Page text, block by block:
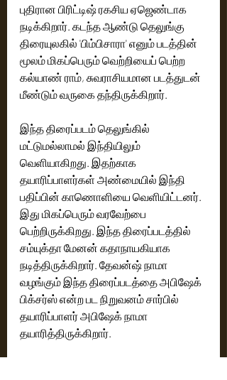
புதிரான பிரிட்டிஷ் ரகசிய ஏஜெண்டாக
நடிக்கிறார். கடந்த ஆண்டு தெலுங்கு
திரையுலகில் 'பிம்பிசாரா' எனும் படத்தின்
மூலம் மிகப்பெரும் வெற்றியைப் பெற்ற
கல்யாண் ராம், சுவராசியமான படத்துடன்
மீண்டும் வருகை தந்திருக்கிறார்.
இந்த திரைப்படம் தெலுங்கில்
மட்டுமல்லாமல் இந்தியிலும்
வெளியாகிறது. இதற்காக
தயாரிப்பாளர்கள் அண்மையில் இந்தி
பதிப்பின் காணொளியை வெளியிட்டனர்.
இது மிகப்பெரும் வரவேற்பை
பெற்றிருக்கிறது. இந்த திரைப்படத்தில்
சம்யுக்தா மேனன் கதாநாயகியாக
நடித்திருக்கிறார். தேவன்ஷ் நாமா
வழங்கும் இந்த திரைப்படத்தை அபிஷேக்
பிக்சர்ஸ் என்ற பட நிறுவனம் சார்பில்
தயாரிப்பாளர் அபிஷேக் நாமா
தயாரித்திருக்கிறார்.